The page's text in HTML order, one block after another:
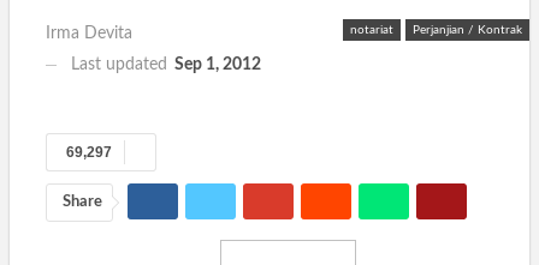
notariat Perjanjian / Kontrak
Irma Devita
Last updated Sep 1, 2012
69,297
Share